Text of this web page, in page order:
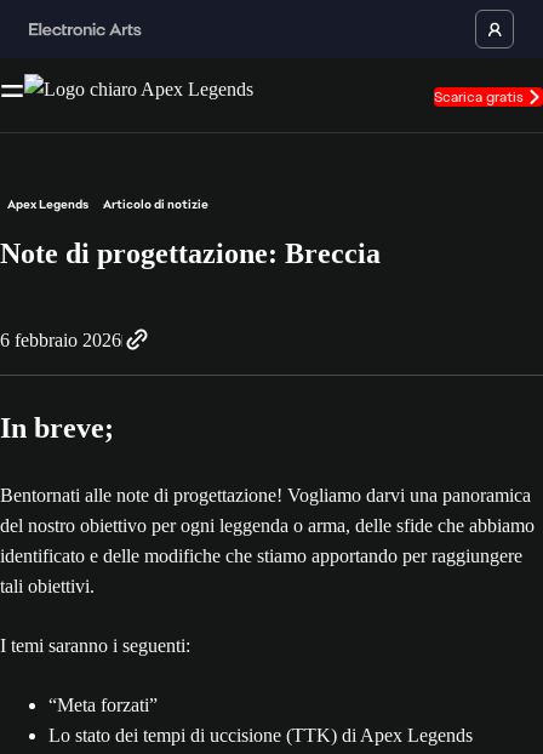
Scarica gratis
Apex Legends Articolo di notizie
Note di progettazione: Breccia
6 febbraio 2026
In breve;
Bentornati alle note di progettazione! Vogliamo darvi una panoramica
del nostro obiettivo per ogni leggenda o arma, delle sfide che abbiamo
identificato e delle modifiche che stiamo apportando per raggiungere
tali obiettivi.
I temi saranno i seguenti:
“Meta forzati”
Lo stato dei tempi di uccisione (TTK) di Apex Legends